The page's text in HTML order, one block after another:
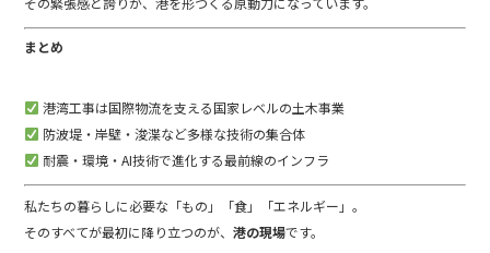
まとめ
港湾工事は国際物流を支える国家レベルの土木事業
防波堤・岸壁・浚渫など多様な技術の集合体
耐震・環境・AI技術で進化する最前線のインフラ
私たちの暮らしに必要な「もの」「食」「エネルギー」。
そのすべてが最初に降り立つのが、港の現場です。